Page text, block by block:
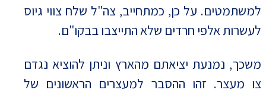
למשתמטים. על כן, כמתחייב, צה"ל שלח צווי גיוס
לעשרות אלפי חרדים שלא התייצבו בבקו"ם.
משכך, נמנעת יציאתם מהארץ וניתן להוציא נגדם
צו מעצר. זהו ההסבר למעצרים הראשונים של